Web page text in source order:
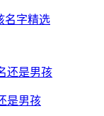
名字精选
是男孩